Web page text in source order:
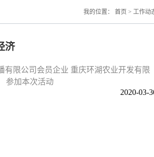
我的位置： 首页 > 工作动
济
有限公司会员企业 重庆环湖农业开发有限
参加本次活动
2020-03-